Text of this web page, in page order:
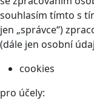
souhlasím tímto s
jen „správce“)
(dále jen osobní
cookies
pro účely: